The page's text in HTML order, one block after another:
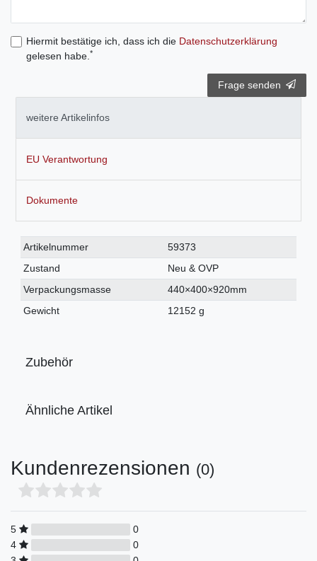
Hiermit bestätige ich, dass ich die Daten­schutz­erklärung
gelesen habe. *
Frage senden
weitere Artikelinfos
EU Verantwortung
Dokumente
Technisches
Merkmal
Wert
Artikelnummer
59373
Zustand
Neu & OVP
Verpackungsmasse
440×400×920mm
Gewicht
12152 g
Zubehör
Ähnliche Artikel
Kundenrezensionen (0)
5
0
4
0